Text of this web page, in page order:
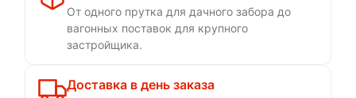
От одного прутка для дачного забора до
вагонных поставок для крупного
застройщика.
Доставка в день заказа